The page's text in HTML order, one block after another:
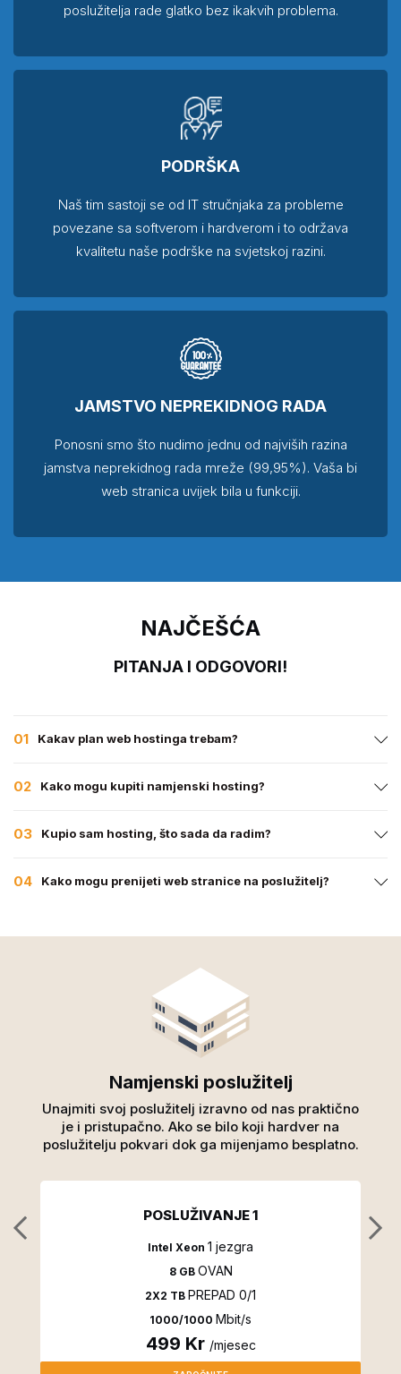
poslužitelja rade glatko bez ikakvih problema.
PODRŠKA
Naš tim sastoji se od IT stručnjaka za probleme
povezane sa softverom i hardverom i to održava
kvalitetu naše podrške na svjetskoj razini.
JAMSTVO NEPREKIDNOG RADA
Ponosni smo što nudimo jednu od najviših razina
jamstva neprekidnog rada mreže (99,95%). Vaša bi
web stranica uvijek bila u funkciji.
NAJČEŠĆA
PITANJA I ODGOVORI!
01 Kakav plan web hostinga trebam?
02 Kako mogu kupiti namjenski hosting?
03 Kupio sam hosting, što sada da radim?
04 Kako mogu prenijeti web stranice na poslužitelj?
Namjenski poslužitelj
Unajmiti svoj poslužitelj izravno od nas praktično
je i pristupačno. Ako se bilo koji hardver na
poslužitelju pokvari dok ga mijenjamo besplatno.
POSLUŽIVANJE 1
Intel Xeon 1 jezgra
8 GB OVAN
2X2 TB PREPAD 0/1
1000/1000 Mbit/s
499 Kr /mjesec